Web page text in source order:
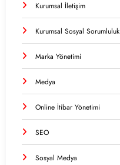
Kurumsal İletişim
Kurumsal Sosyal Sorumluluk
Marka Yönetimi
Medya
Online İtibar Yönetimi
SEO
Sosyal Medya